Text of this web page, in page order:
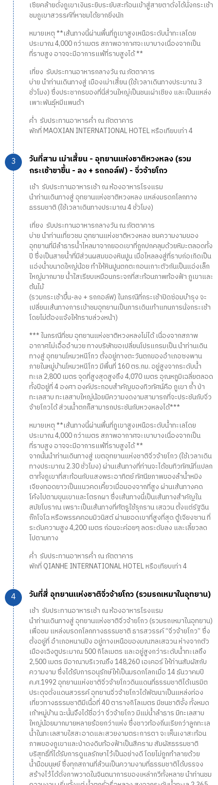
เซียคล้ายดั่งภูเขาเงินระยิบระยับสะท้อนเข้าสู่สายตาดั่งได้นั่งกระเช้า
ชมภูเขาสวรรค์ที่หาชมได้ยากยิ่งนัก
หมายเหตุ **เส้นทางนี้ผ่านพื้นที่ภูเขาสูงเหนือระดับน้ำทะเลโดย
ประมาณ 4,000 กว่าเมตร สภาพอากาศจะเบาบางเนื่องจากเป็น
ที่ราบสูง อาจจะมีอาการแพ้ที่ราบสูงได้ **
เที่ยง รับประทานอาหารกลางวัน ณ ภัตตาคาร
บ่าย นำท่านเดินทางสู่ เมืองเม่าเสี้ยน (ใช้เวลาเดินทางประมาณ 3
ชั่วโมง) ซึ่งประชากรของที่นี่ส่วนใหญ่เป็นชนเผ่าเชียง และเป็นแหล่ง
เพาะพันธุ์หมีแพนด้า
ค่ำ รับประทานอาหารค่ำ ณ ภัตตาคาร
พักที่ MAOXIAN INTERNATIONAL HOTEL หรือเทียบเท่า 4
วันที่สาม เม่าเสี้ยน - อุทยานแห่งชาติหวงหลง (รวม
กระเช้าขาขึ้น - ลง + รถกอล์ฟ) - จิ่วจ้ายโกว
เช้า รับประทานอาหารเช้า ณ ห้องอาหารโรงแรม
นำท่านเดินทางสู่ อุทยานแห่งชาติหวงหลง แหล่งมรดกโลกทาง
ธรรมชาติ (ใช้เวลาเดินทางประมาณ 4 ชั่วโมง)
เที่ยง รับประทานอาหารกลางวัน ณ ภัตตาคาร
บ่าย นำท่านเที่ยวชม อุทยานแห่งชาติหวงหลง ชมความงามของ
อุทยานที่มีลำธารน้ำไหลมาจากยอดเขาที่ถูกปกคลุมด้วยหิมะตลอดทั้ง
ปี ซึ่งเป็นสายน้ำที่มีส่วนผสมของหินปูน เมื่อไหลลงสู่ที่ราบก่อเกิดเป็น
แอ่งน้ำขนาดใหญ่น้อย ทำให้หินปูนตกตะกอนเกาะตัวกันเป็นแอ่งเล็ก
ใหญ่มากมาย น้ำใสเรียบเหมือนกระจกที่สะท้อนภาพท้องฟ้า ภูเขาและ
ต้นไม้
(รวมกระเช้าขึ้น-ลง + รถกอล์ฟ) ในกรณีที่กระเช้าปิดซ่อมบำรุง จะ
เปลี่ยนเส้นทางการเข้าชมอุทยานเป็นการเดินเท้าแทนการนั่งกระเช้า
โดยไม่ต้องแจ้งให้ทราบล่วงหน้า)
*** ในกรณีที่ชม อุทยานแห่งชาติหวงหลงไม่ได้ เนื่องจากสภาพ
อากาศไม่เอื้ออำนวย ทางบริษัทขอเปลี่ยนโปรแกรมเป็น นำท่านเดิน
ทางสู่ อุทยานโหมวหนีโกว ตั้งอยู่ทางตะวันตกของอำเภอซงพาน
ภายในหมู่บ้านโหมวหนีโกว มีพื้นที่ 160 ตร.กม. อยู่สูงจากระดับน้ำ
ทะเล 2,800 เมตร จุดที่สูงสุดสูงถึง 4,070 เมตร อุณหภูมิเฉลี่ยตลอด
ทั้งปีอยู่ที่ 4 องศา องค์ประกอบสำคัญของทิวทัศน์คือ ภูเขา ถ้ำ ป่า
ทะเลสาบ ทะเลสาบใหญ่น้อยมีความงดงามสามารถที่จะประชันกับจิ่ว
จ้ายโกวได้ ส่วนน้ำตกก็สามารถประชันกับหวงหลงได้***
หมายเหตุ **เส้นทางนี้ผ่านพื้นที่ภูเขาสูงเหนือระดับน้ำทะเลโดย
ประมาณ 4,000 กว่าเมตร สภาพอากาศจะเบาบางเนื่องจากเป็น
ที่ราบสูง อาจจะมีอาการแพ้ที่ราบสูงได้ **
จากนั้นนำท่านเดินทางสู่ เขตอุทยานแห่งชาติจิ่วจ้ายโกว (ใช้เวลาเดิน
ทางประมาณ 2.30 ชั่วโมง) ผ่านเส้นทางที่ท่านจะได้ชมทิวทัศน์ที่แปลก
ตาทั้งภูเขาที่สะท้อนกับแสงพระอาทิตย์ ทัศนียภาพของลำน้ำหมิง
เจียงทอดยาวเป็นแนวคดเคี้ยวเมื่อมองจากที่สูง ผ่านเส้นทางคด
โค้งไปตามขุนเขาและโตรกผา ซึ่งเส้นทางนี้เป็นเส้นทางสำคัญใน
สมัยโบราณ เพราะเป็นเส้นทางที่ศัตรูใช้รุกราน เสฉวน ตั้งแต่รัฐฉิน
ก๊กโจโฉ หรือพรรคคอมมิวนิสต์ ผ่านยอดเขาที่สูงที่สุด ตู้เจียงซาน ที่
ระดับความสูง 4,200 เมตร ก่อนจะค่อยๆ ลดระดับลง และเลี้ยวลด
ไปตามทาง
ค่ำ รับประทานอาหารค่ำ ณ ภัตตาคาร
พักที่ QIANHE INTERNATIONAL HOTEL หรือเทียบเท่า 4
วันที่สี่ อุทยานแห่งชาติจิ่วจ้ายโกว (รวมรถเหมาในอุทยาน)
เช้า รับประทานอาหารเช้า ณ ห้องอาหารโรงแรม
นำท่านเดินทางสู่ อุทยานแห่งชาติจิ่วจ้ายโกว (รวมรถเหมาในอุทยาน)
เพื่อชม แหล่งมรดกโลกทางธรรมชาติ ธารสวรรค์ “จิ่วจ้ายโกว” ซึ่ง
ตั้งอยู่ที่ อำเภอหนานปิง อยู่ทางเหนือของมณฑลเสฉวน ห่างจากตัว
เมืองเฉิงตูประมาณ 500 กิโลเมตร และอยู่สูงกว่าระดับน้ำทะเลถึง
2,500 เมตร มีอาณาบริเวณถึง 148,260 เอเคอร์ ให้ท่านสัมผัสกับ
ความงาม ซึ่งได้รับการอนุรักษ์ให้เป็นมรดกโลกเมื่อ 14 ธันวาคมปี
ค.ศ.1992 อุทยานแห่งชาติจิ่วจ้ายโกวดินแดนที่ธรรมชาติได้เนรมิต
ประดุจดั่งแดนสวรรค์ อุทยานจิ่วจ้ายโกวได้พัฒนาเป็นแหล่งท่อง
เที่ยวทางธรรมชาติมีเนื้อที่ 40 ตารางกิโลเมตร มีชนชาติจั้ง ทั้งหมด
เก้าหมู่บ้าน ฉะนั้นจึงได้ชื่อว่า จิ่วจ้ายโกว มีแม่น้ำลำธาร มีทะเลสาบ
ใหญ่น้อยมากมายหลายร้อยกว่าแห่ง ซึ่งชาวท้องถิ่นเรียกว่าลูกทะเล
น้ำในทะเลสาบใสสะอาดและสวยงามตระการตา จะเห็นเงาสะท้อน
ภาพของภูเขาและป่าดงดิบท้องฟ้าเป็นสีคราม สัมผัสธรรมชาติ
บริสุทธิ์ที่ได้รับการดูแลรักษาไว้เป็นอย่างดี โดยไม่ถูกทำลายด้วย
น้ำมือมนุษย์ ซึ่งทุกสถานที่ล้วนเป็นความงามที่ธรรมชาติได้บรรจง
สร้างไว้ได้ดั่งภาพวาดในจินตนาการของเหล่ากวีทั้งหลาย นำท่านชม